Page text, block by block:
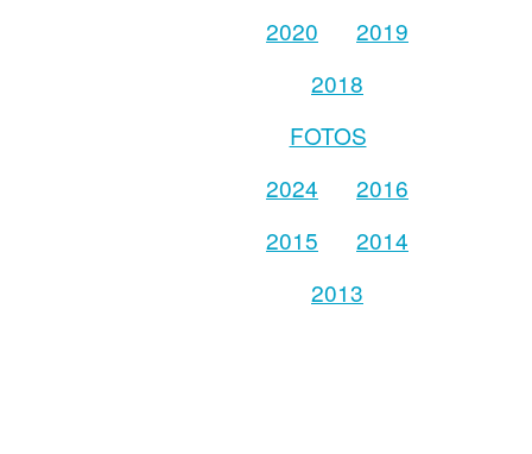
2020
2019
2018
FOTOS
2024
2016
2015
2014
2013